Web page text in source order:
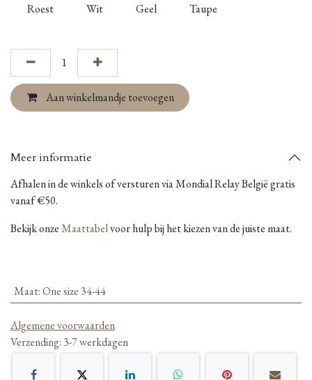
Roest Wit Geel Taupe
Aan winkelmandje toevoegen
Meer informatie
Afhalen in de winkels of versturen via Mondial Relay België gratis
vanaf €50.
Bekijk onzeMaattabelvoor hulp bij het kiezen van de juiste maat.
Maat:One size 34-44
Algemene voorwaarden
Verzending: 3-7 werkdagen